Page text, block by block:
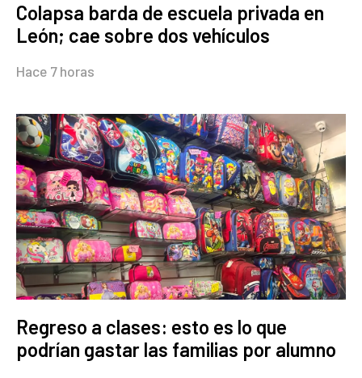
Colapsa barda de escuela privada en
León; cae sobre dos vehículos
Hace 7 horas
Regreso a clases: esto es lo que
podrían gastar las familias por alumno